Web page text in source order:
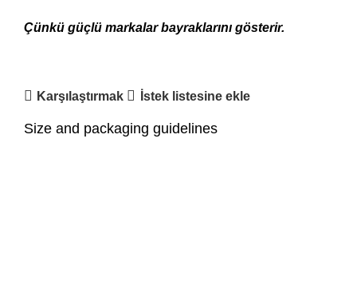
Çünkü güçlü markalar bayraklarını gösterir.
Karşılaştırmak İstek listesine ekle
Size and packaging guidelines